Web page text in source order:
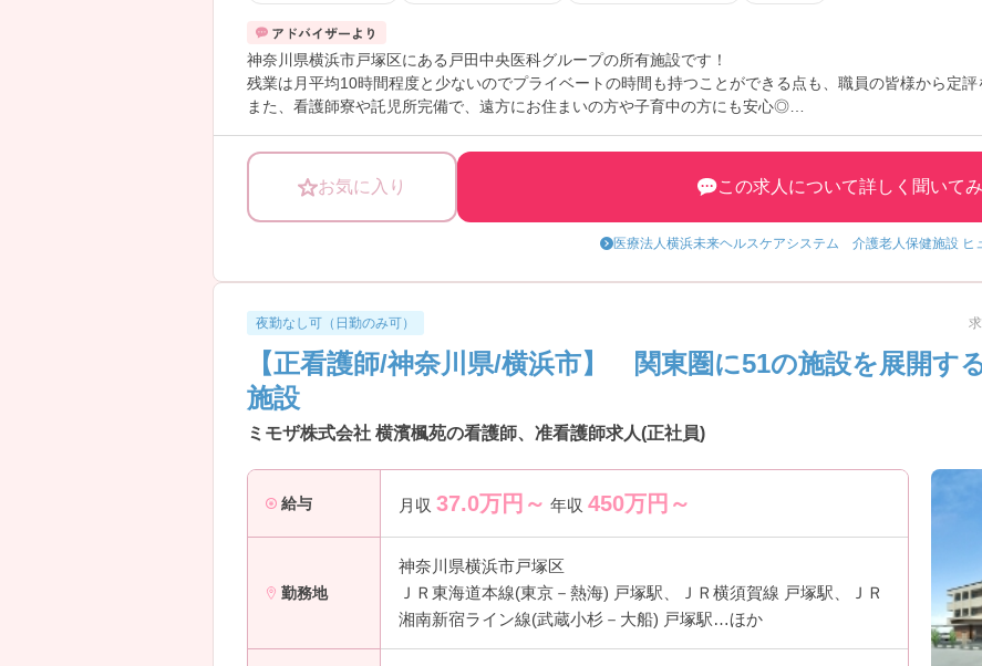
神奈川県横浜市戸塚区にある戸田中央医科グループの所有施設です！
残業は月平均10時間程度と少ないのでプライベートの時間も持つことができる点も、職員の皆様から定評
また、看護師寮や託児所完備で、遠方にお住まいの方や子育中の方にも安心◎
ご興味ある方には、面接対策ポイントなど、さらに詳細をお話しいたしますのでお気軽にご相談ください
お気に入り この求人について詳しく聞いて
医療法人横浜未来ヘルスケアシステム 介護老人保健施設
夜勤なし可（日勤のみ可）
【正看護師/神奈川県/横浜市】 関東圏に51の施設を展開す
施設
ミモザ株式会社 横濱楓苑の看護師、准看護師求人(正社員)
給与 月収 37.0万円～ 年収 450万円～
勤務地
神奈川県横浜市戸塚区
ＪＲ東海道本線(東京－熱海) 戸塚駅、ＪＲ横須賀線 戸塚駅、ＪＲ
湘南新宿ライン線(武蔵小杉－大船) 戸塚駅…ほか